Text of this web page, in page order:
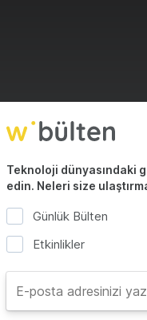
Teknoloji dünyasındaki
edin. Neleri size
Günlük Bülten
Etkinlikler